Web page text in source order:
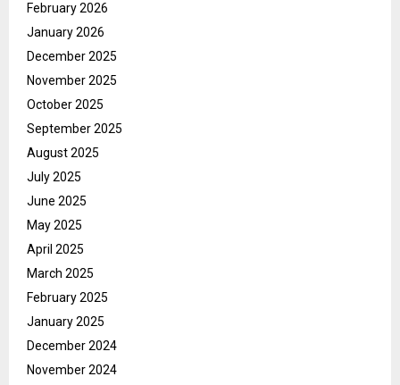
February 2026
January 2026
December 2025
November 2025
October 2025
September 2025
August 2025
July 2025
June 2025
May 2025
April 2025
March 2025
February 2025
January 2025
December 2024
November 2024